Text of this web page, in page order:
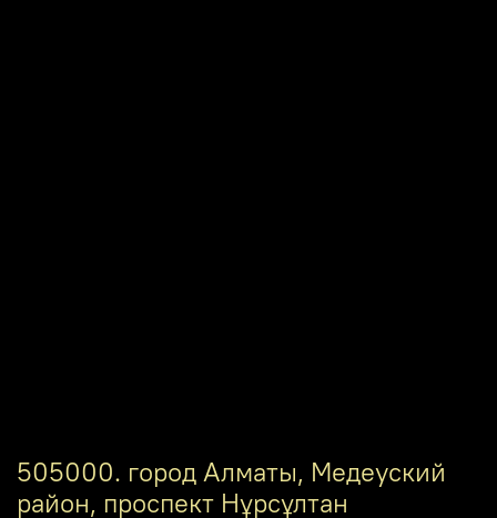
505000. город Алматы, Медеуский
район, проспект Нұрсұлтан